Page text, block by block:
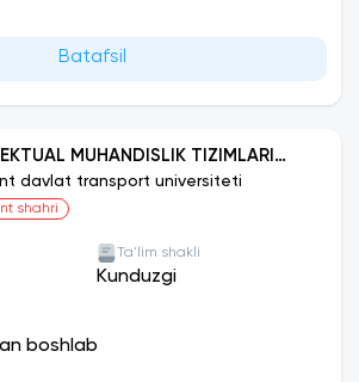
Batafsil
MUHANDISLIK TIZIMLARI
TRANSPORTI)
davlat transport universiteti
shahri
Ta'lim shakli
Kunduzgi
boshlab